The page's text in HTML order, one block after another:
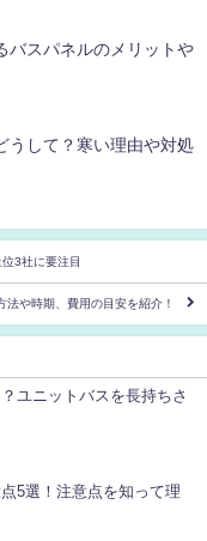
バスパネルのメリットや
うして？寒い理由や対処
3社に要注目
法や時期、費用の目安を紹介！
ユニットバスを長持ちさ
5選！注意点を知って理